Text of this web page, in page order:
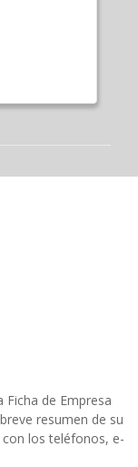
Ficha de Empresa
resumen de su
los teléfonos, e-